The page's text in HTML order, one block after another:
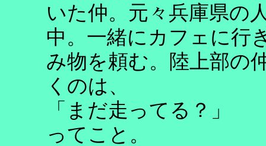
いた仲。元々兵庫県の
中。一緒にカフェに行
み物を頼む。陸上部の
くのは、
「まだ走ってる？」
ってこと。